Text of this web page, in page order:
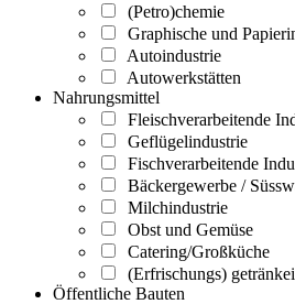
(Petro)chemie
Graphische und
Autoindustrie
Autowerkstätten
Nahrungsmittel
Fleischverarbeitende
Geflügelindustrie
Fischverarbeitende
Bäckergewerbe /
Milchindustrie
Obst und Gemüse
Catering/Großküche
(Erfrischungs)
Öffentliche Bauten